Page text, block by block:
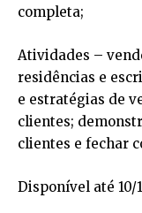
completa;
Atividades –
residências e
e estratégias de
clientes;
clientes e fechar
Disponível até 10/